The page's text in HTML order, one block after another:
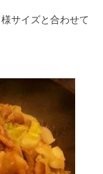
サイズと合わせて